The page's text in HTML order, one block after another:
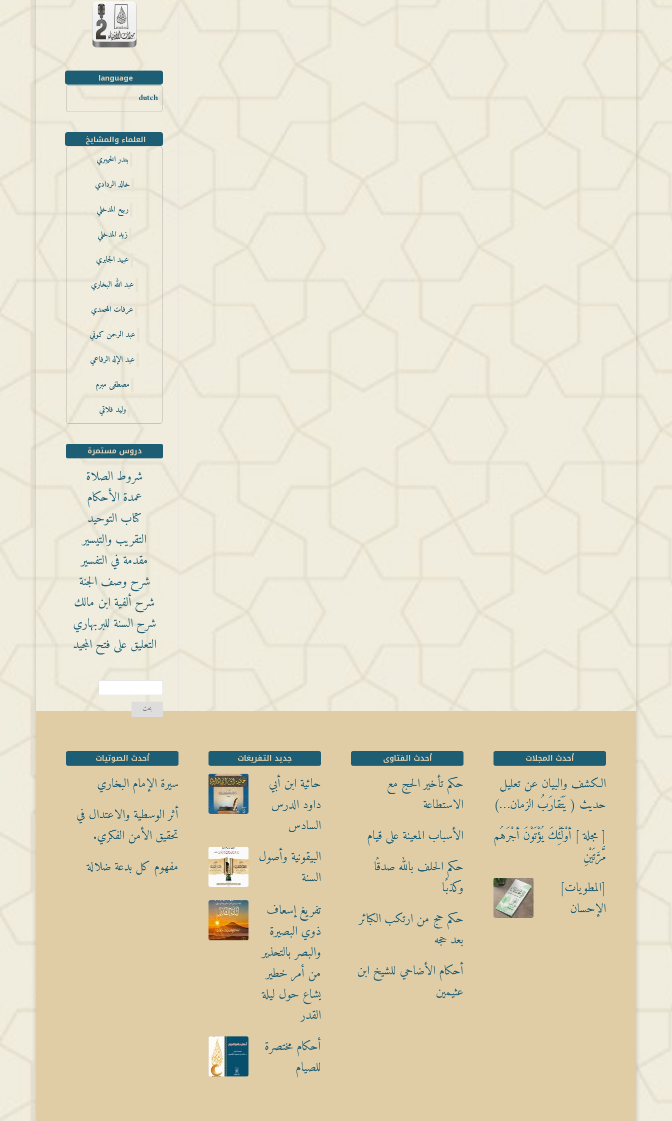
language
dutch
العلماء والمشايخ
بندر الخيبري
خالد الردادي
ربيع المدخلي
زيد المدخلي
عبيد الجابري
عبد الله البخاري
عرفات المحمدي
عبد الرحمن كوني
عبد الإله الرفاعي
مصطفى مبرم
وليد فلاتي
دروس مستمرة
شروط الصلاة
عمدة الأحكام
كتاب التوحيد
التقريب والتيسير
مقدمة في التفسير
شرح وصف الجنة
شرح ألفية ابن مالك
شرح السنة للبربهاري
التعليق على فتح المجيد
أحدث المجلات
الكشف والبيان عن تعليل
حديث ( يَتَقارَبُ الزمان…)
[ مجلة ] أُوْلَٰٓئِكَ يُؤْتَوْنَ أَجْرَهُم
مَّرَّتَيْنِ
[المطويات]
الإحسان
أحدث الفتاوى
حكم تأخير الحج مع
الاستطاعة
الأسباب المعينة على قيام
حكم الحلف بالله صدقًا
وكذبًا
حكم حج من ارتكب الكبائر
بعد حجه
أحكام الأضاحي للشيخ ابن
عثيمين
جديد التفريغات
حائية ابن أبي
داود الدرس
السادس
البيقونية وأصول
السنة
تفريغ إسعاف
ذوي البصيرة
والبصر بالتحذير
من أمر خطير
يشاع حول ليلة
القدر
أحكام مختصرة
للصيام
أحدث الصوتيات
سيرة الإمام البخاري
أثر الوسطية والاعتدال في
تحقيق الأمن الفكري.
مفهوم كل بدعة ضلالة